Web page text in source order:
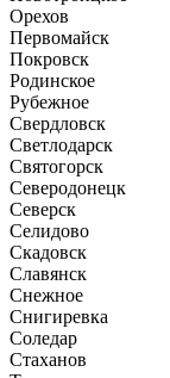
Орехов
Первомайск
Покровск
Родинское
Рубежное
Свердловск
Светлодарск
Святогорск
Северодонецк
Северск
Селидово
Скадовск
Славянск
Снежное
Снигиревка
Соледар
Стаханов